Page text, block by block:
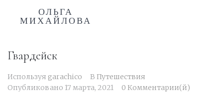
ОЛЬГА
МИХАЙЛОВА
Гвардейск
Используя garachico В Путешествия
Опубликовано 17 марта, 2021 0 Комментарии(й)